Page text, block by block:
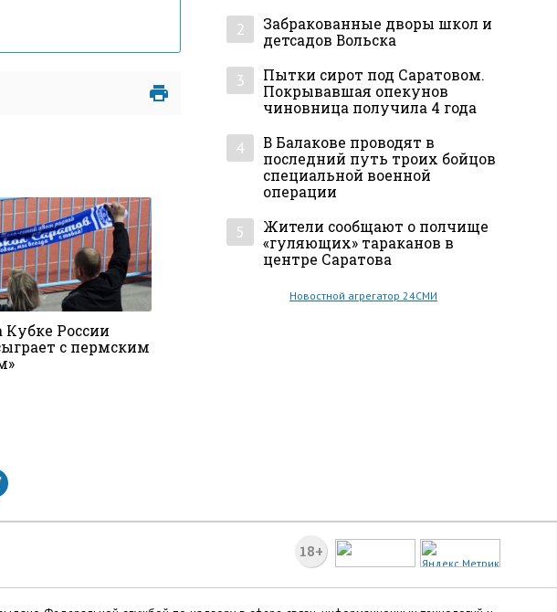
Кубке России
с пермским
2
Забракованные дворы школ и
детсадов Вольска
3
Пытки сирот под Саратовом.
Покрывавшая опекунов
чиновница получила 4 года
4
В Балакове проводят в
последний путь троих бойцов
специальной военной
операции
5
Жители сообщают о полчище
«гуляющих» тараканов в
центре Саратова
Новостной агрегатор 24СМИ
18+